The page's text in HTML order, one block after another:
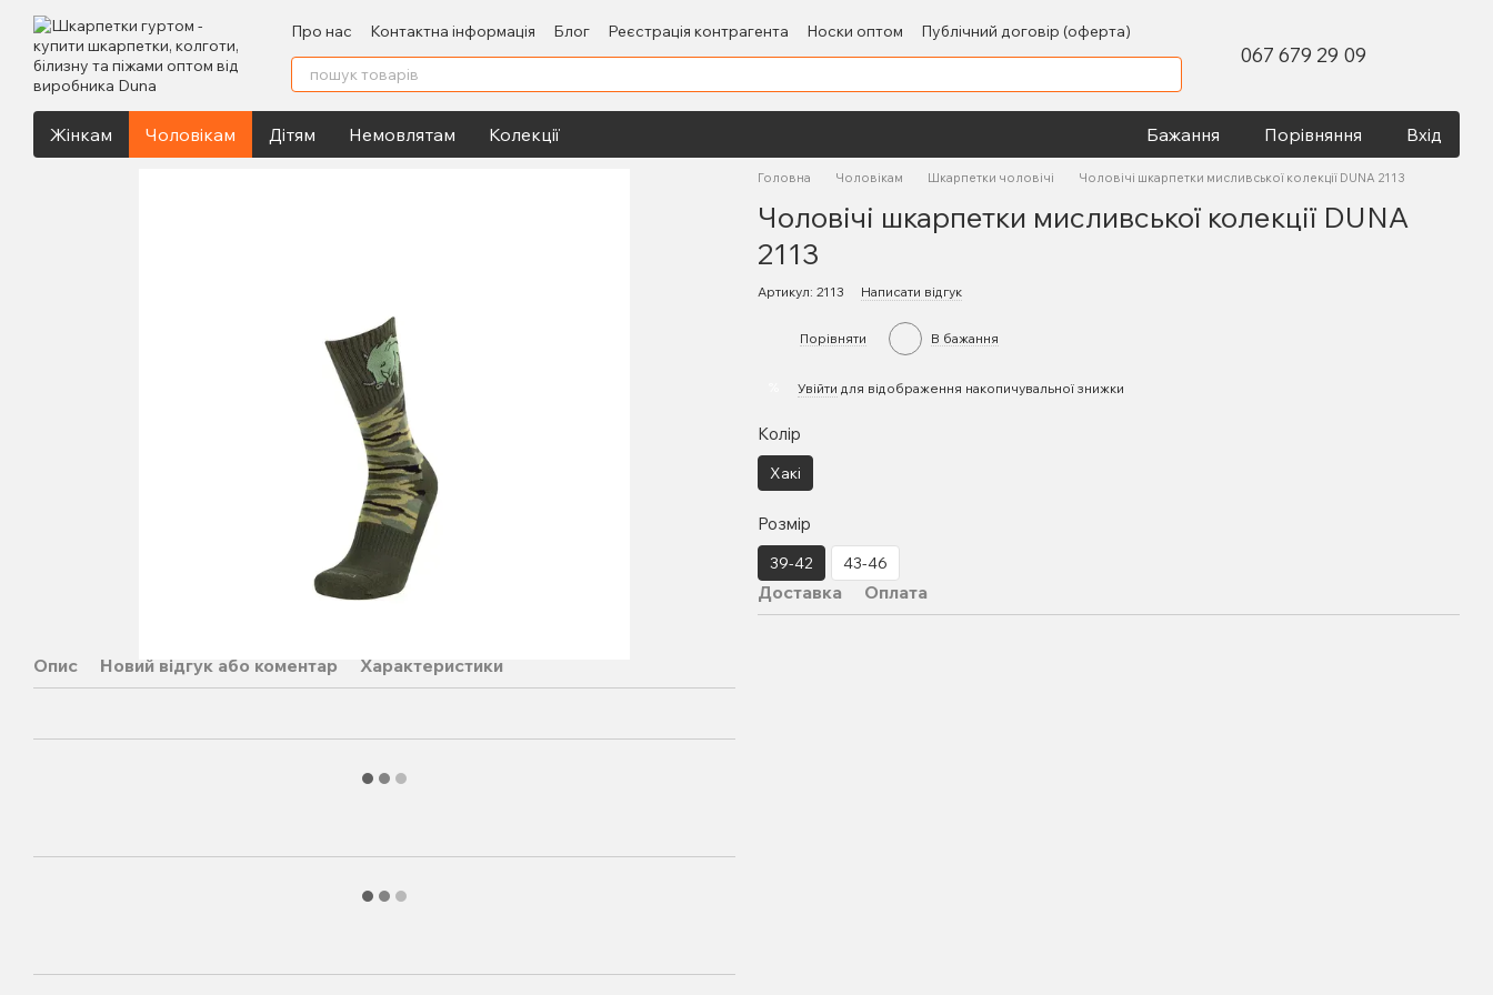
Перейти до основного контенту
Про нас Контактна інформація Блог Реєстрація контрагента Носки оптом Публічний договір (оферта)
067 679 29 09
Жінкам Чоловікам Дітям Немовлятам Колекції Бажання Порівняння Вхід
Опис Новий відгук або коментар Характеристики
Головна Чоловікам Шкарпетки чоловічі Чоловічі шкарпетки мисливської колекції DUNA 2113
Чоловічі шкарпетки мисливської колекції DUNA
2113
Артикул: 2113 Написати відгук
Порівняти В бажання
Увійти для відображення накопичувальної знижки
Колір
Хакі
Розмір
39-42 43-46
Доставка Оплата